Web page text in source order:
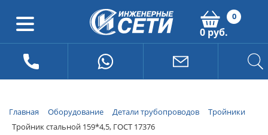
0
0 руб.
Главная Оборудование Детали трубопроводов
Тройники
Тройник стальной 159*4,5, ГОСТ 17376